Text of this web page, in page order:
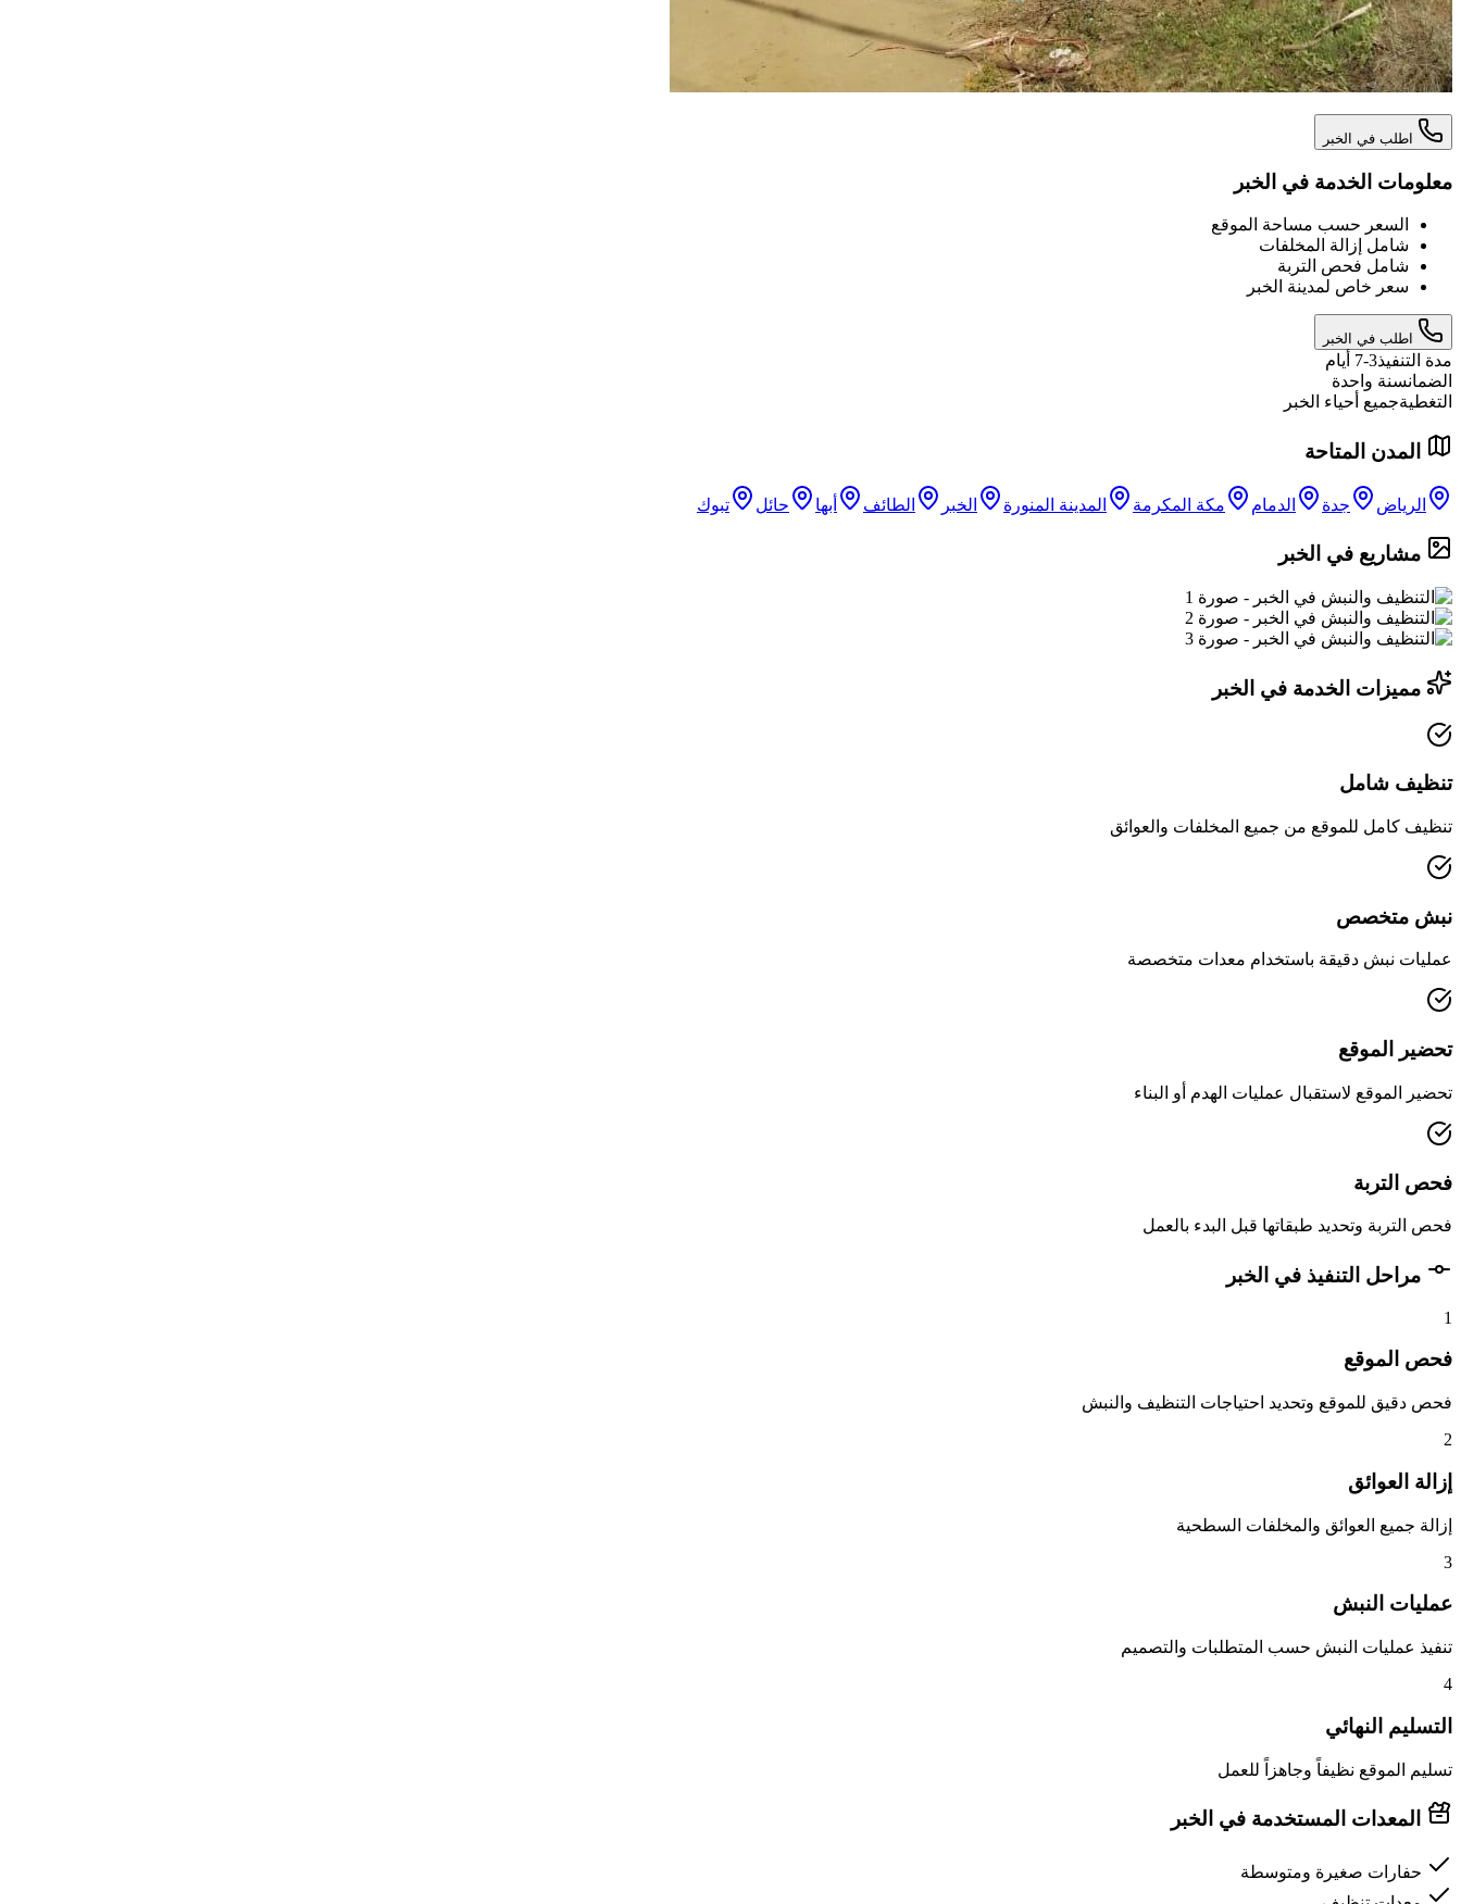
اطلب في الخبر
معلومات الخدمة في الخبر
السعر حسب مساحة الموقع
شامل إزالة المخلفات
شامل فحص التربة
سعر خاص لمدينة الخبر
اطلب في الخبر
مدة التنفيذ3-7 أيام
الضمانسنة واحدة
التغطيةجميع أحياء الخبر
المدن المتاحة
الرياض جدة الدمام مكة المكرمة المدينة المنورة الخبر الطائف أبها حائل تبوك
مشاريع في الخبر
مميزات الخدمة في الخبر
تنظيف شامل
تنظيف كامل للموقع من جميع المخلفات والعوائق
نبش متخصص
عمليات نبش دقيقة باستخدام معدات متخصصة
تحضير الموقع
تحضير الموقع لاستقبال عمليات الهدم أو البناء
فحص التربة
فحص التربة وتحديد طبقاتها قبل البدء بالعمل
مراحل التنفيذ في الخبر
1
فحص الموقع
فحص دقيق للموقع وتحديد احتياجات التنظيف والنبش
2
إزالة العوائق
إزالة جميع العوائق والمخلفات السطحية
3
عمليات النبش
تنفيذ عمليات النبش حسب المتطلبات والتصميم
4
التسليم النهائي
تسليم الموقع نظيفاً وجاهزاً للعمل
المعدات المستخدمة في الخبر
حفارات صغيرة ومتوسطة